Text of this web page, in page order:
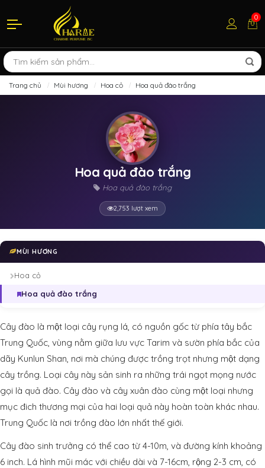
0
Trang chủ Mùi hương Hoa cỏ Hoa quả đào trắng
Hoa quả đào trắng
Hoa quả đào trắng
2,753 lượt xem
MÙI HƯƠNG
Hoa cỏ
Hoa quả đào trắng
Cây đào là một loại cây rụng lá, có nguồn gốc từ phía tây bắc
Trung Quốc, vùng nằm giữa lưu vực Tarim và sườn phía bắc của
dãy Kunlun Shan, nơi mà chúng được trồng trọt nhưng một dạng
cây trồng. Loại cây này sản sinh ra những trái ngọt mọng nước
gọi là quả đào. Cây đào và cây xuân đào cùng một loại nhưng
mục đich thương mại của hai loại quả này hoàn toàn khác nhau.
Trung Quốc là nơi trồng đào lớn nhất thế giới.
Cây đào sinh trưởng có thể cao từ 4-10m, và đường kính khoảng
6 inch. Lá hình mũi mác với chiều dài và 7-16cm, rộng 2-3 cm, có